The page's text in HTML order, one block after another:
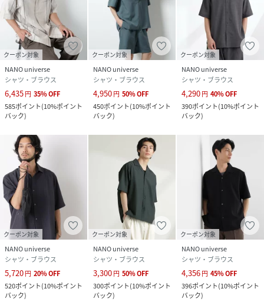
クーポン対象
NANO universe
シャツ・ブラウス
6,435円 35%OFF
585ポイント(10%ポイント
バック)
クーポン対象
NANO universe
シャツ・ブラウス
4,950円 50%OFF
450ポイント(10%ポイント
バック)
クーポン対象
NANO universe
シャツ・ブラウス
4,290円 40%OFF
390ポイント(10%ポイント
バック)
クーポン対象
NANO universe
シャツ・ブラウス
5,720円 20%OFF
520ポイント(10%ポイント
バック)
クーポン対象
NANO universe
シャツ・ブラウス
3,300円 50%OFF
300ポイント(10%ポイント
バック)
クーポン対象
NANO universe
シャツ・ブラウス
4,356円 45%OFF
396ポイント(10%ポイント
バック)